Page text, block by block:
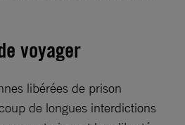
voyager
libérées de prison
de longues interdictions